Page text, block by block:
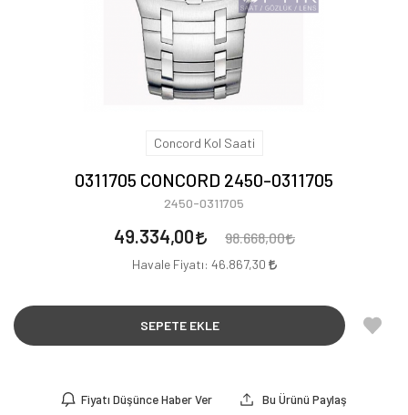
Concord Kol Saati
0311705 CONCORD 2450-0311705
2450-0311705
49.334,00 98.668,00
Havale Fiyatı: 46.867,30
SEPETE EKLE
Fiyatı Düşünce Haber Ver Bu Ürünü Paylaş